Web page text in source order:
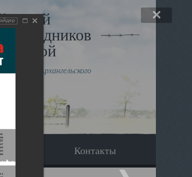
музей
Архангельского
Контакты